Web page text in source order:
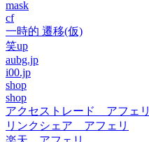
mask
cf
一時的 遷移(仮)
笑up
aubg.jp
i00.jp
shop
shop
アクセストレード アフェリ
リンクシェア アフェリ